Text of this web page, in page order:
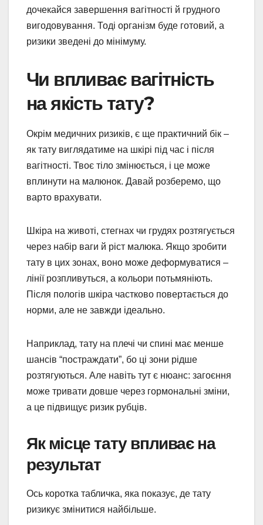
дочекайся завершення вагітності й грудного
вигодовування. Тоді організм буде готовий, а
ризики зведені до мінімуму.
Чи впливає вагітність
на якість тату?
Окрім медичних ризиків, є ще практичний бік –
як тату виглядатиме на шкірі під час і після
вагітності. Твоє тіло змінюється, і це може
вплинути на малюнок. Давай розберемо, що
варто врахувати.
Шкіра на животі, стегнах чи грудях розтягується
через набір ваги й ріст малюка. Якщо зробити
тату в цих зонах, воно може деформуватися –
лінії розпливуться, а кольори потьмяніють.
Після пологів шкіра частково повертається до
норми, але не завжди ідеально.
Наприклад, тату на плечі чи спині має менше
шансів “постраждати”, бо ці зони рідше
розтягуються. Але навіть тут є нюанс: загоєння
може тривати довше через гормональні зміни,
а це підвищує ризик рубців.
Як місце тату впливає на
результат
Ось коротка табличка, яка показує, де тату
ризикує змінитися найбільше.